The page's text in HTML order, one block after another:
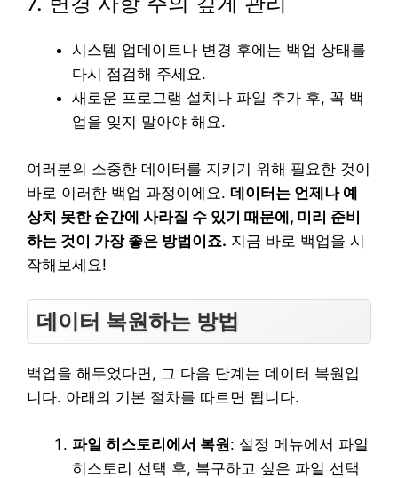
시스템 업데이트나 변경 후에는 백업 상태를
다시 점검해 주세요.
새로운 프로그램 설치나 파일 추가 후, 꼭 백
업을 잊지 말아야 해요.
여러분의 소중한 데이터를 지키기 위해 필요한 것이
바로 이러한 백업 과정이에요. 데이터는 언제나 예
상치 못한 순간에 사라질 수 있기 때문에, 미리 준비
하는 것이 가장 좋은 방법이죠. 지금 바로 백업을 시
작해보세요!
데이터 복원하는 방법
백업을 해두었다면, 그 다음 단계는 데이터 복원입
니다. 아래의 기본 절차를 따르면 됩니다.
파일 히스토리에서 복원: 설정 메뉴에서 파일
히스토리 선택 후, 복구하고 싶은 파일 선택